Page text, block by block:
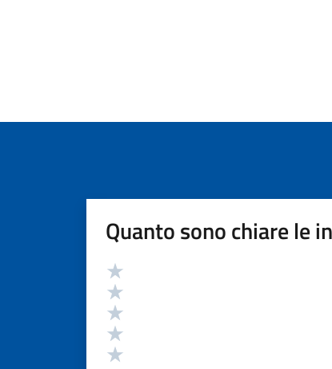
Quanto sono chiare le
Valutazione